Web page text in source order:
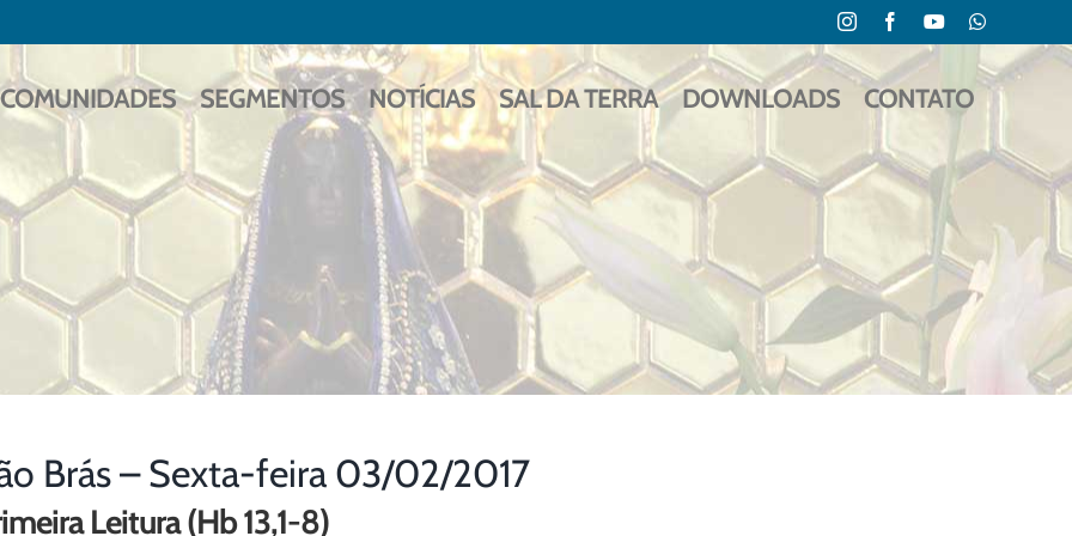
InstagramFacebookYouTubeWhatsApp
COMUNIDADES SEGMENTOS NOTÍCIAS SAL DA TERRA DOWNLOADS CONTATO
Brás – Sexta-feira 03/02/2017
Leitura (Hb 13,1-8)